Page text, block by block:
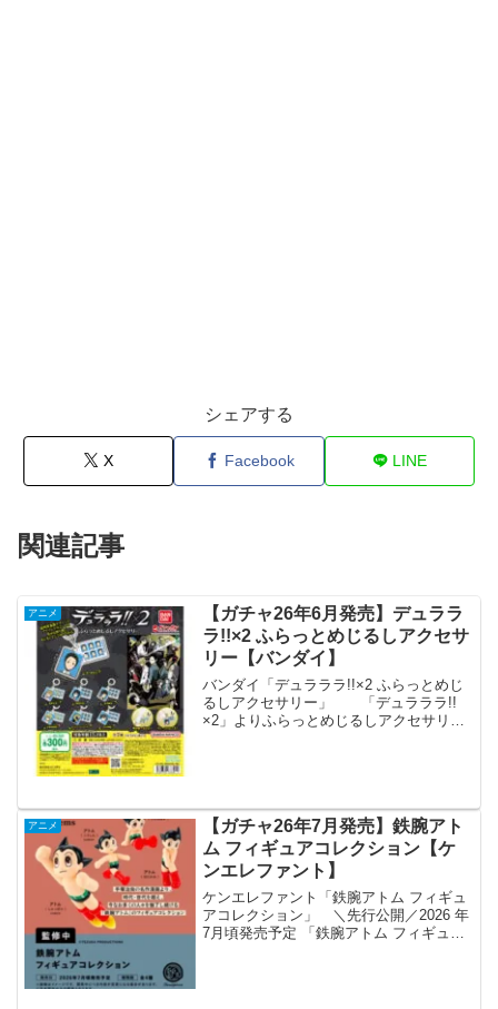
シェアする
X Facebook LINE
関連記事
アニメ
【ガチャ26年6月発売】デュララ
ラ!!×2 ふらっとめじるしアクセサ
リー【バンダイ】
バンダイ「デュラララ!!×2 ふらっとめじ
るしアクセサリー」 「デュラララ!!
×2」よりふらっとめじるしアクセサリー
アニメ
【ガチャ26年7月発売】鉄腕アト
ム フィギュアコレクション【ケ
ンエレファント】
ケンエレファント「鉄腕アトム フィギュ
アコレクション」 ＼先行公開／2026 年
7月頃発売予定 「鉄腕アトム フィギュア